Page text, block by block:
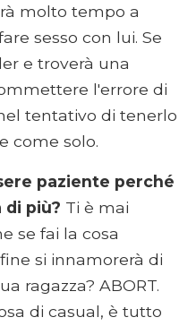
molto tempo a
sesso con lui. Se
e troverà una
l'errore di
tentativo di tenerlo
come solo.
paziente perché
di più? Ti è mai
se fai la cosa
si innamorerà di
ragazza? ABORT.
di casual, è tutto